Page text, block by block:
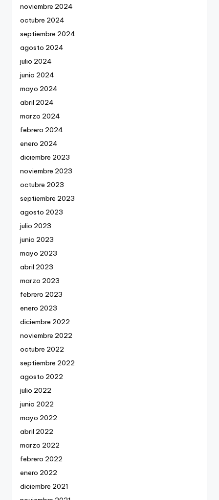
noviembre 2024
octubre 2024
septiembre 2024
agosto 2024
julio 2024
junio 2024
mayo 2024
abril 2024
marzo 2024
febrero 2024
enero 2024
diciembre 2023
noviembre 2023
octubre 2023
septiembre 2023
agosto 2023
julio 2023
junio 2023
mayo 2023
abril 2023
marzo 2023
febrero 2023
enero 2023
diciembre 2022
noviembre 2022
octubre 2022
septiembre 2022
agosto 2022
julio 2022
junio 2022
mayo 2022
abril 2022
marzo 2022
febrero 2022
enero 2022
diciembre 2021